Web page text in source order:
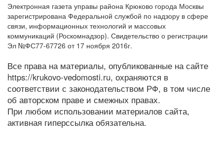
Электронная газета управы района Крюково города Москвы
зарегистрирована Федеральной службой по надзору в сфере
связи, информационных технологий и массовых
коммуникаций (Роскомнадзор). Свидетельство о регистрации
Эл №ФС77-67726 от 17 ноября 2016г.
Все права на материалы, опубликованные на сайте
https://krukovo-vedomosti.ru, охраняются в
соответствии с законодательством РФ, в том числе
об авторском праве и смежных правах.
При любом использовании материалов сайта,
активная гиперссылка обязательна.